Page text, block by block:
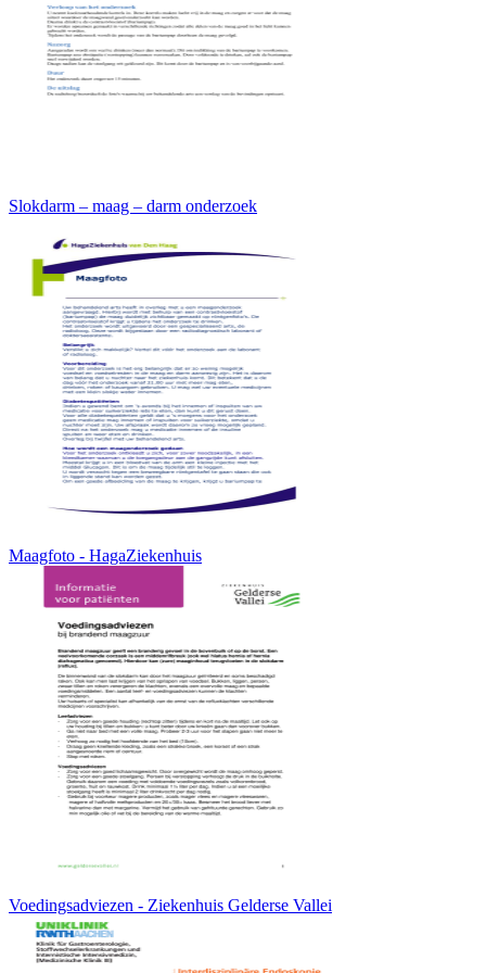
Slokdarm – maag – darm onderzoek
Maagfoto - HagaZiekenhuis
Voedingsadviezen - Ziekenhuis Gelderse Vallei